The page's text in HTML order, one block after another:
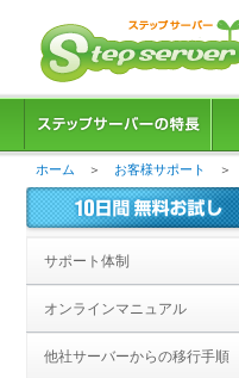
ホーム ＞ お客様サポート ＞
サポート体制
オンラインマニュアル
他社サーバーからの移行手順